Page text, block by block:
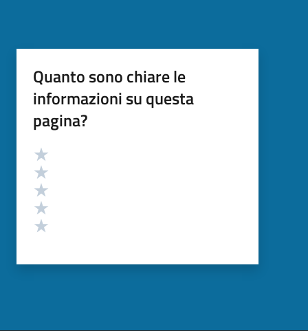
Quanto sono chiare le
informazioni su questa
pagina?
Valutazione